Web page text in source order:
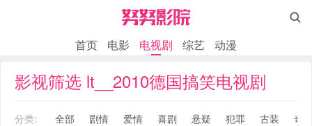

首页 电影 电视剧 综艺 动漫
影视筛选 lt__2010德国搞笑电视剧
分类: 全部 剧情 爱情 喜剧 悬疑 犯罪 古装
奇